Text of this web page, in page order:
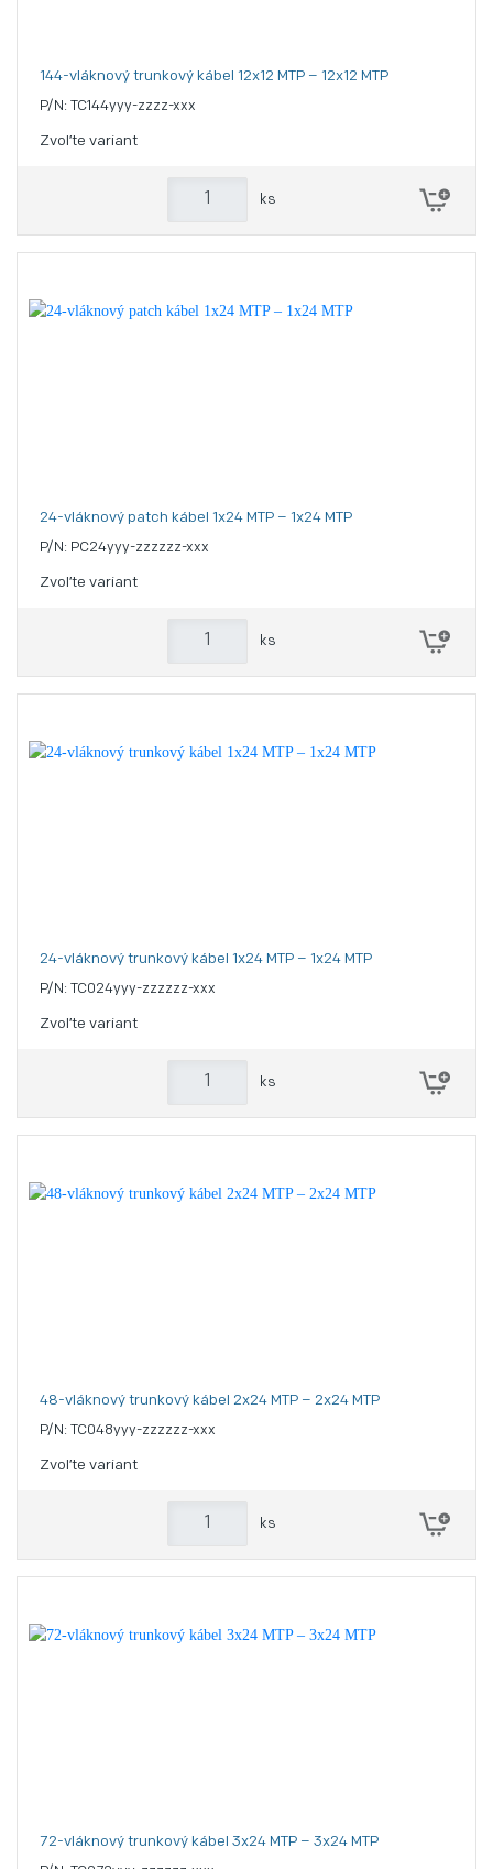
144-vláknový trunkový kábel 12x12 MTP – 12x12 MTP
P/N: TC144yyy-zzzz-xxx
Zvoľte variant
ks
24-vláknový patch kábel 1x24 MTP – 1x24 MTP
P/N: PC24yyy-zzzzzz-xxx
Zvoľte variant
ks
24-vláknový trunkový kábel 1x24 MTP – 1x24 MTP
P/N: TC024yyy-zzzzzz-xxx
Zvoľte variant
ks
48-vláknový trunkový kábel 2x24 MTP – 2x24 MTP
P/N: TC048yyy-zzzzzz-xxx
Zvoľte variant
ks
72-vláknový trunkový kábel 3x24 MTP – 3x24 MTP